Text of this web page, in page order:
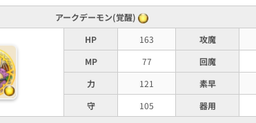
アークデーモン(覚醒)
HP
163 攻魔
MP
77 回魔
力
121 素早
守
105 器用